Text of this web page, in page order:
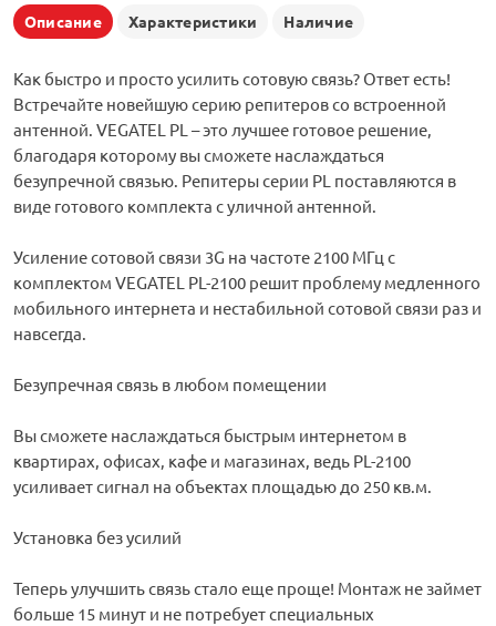
Описание Характеристики Наличие
Как быстро и просто усилить сотовую связь? Ответ есть!
Встречайте новейшую серию репитеров со встроенной
антенной. VEGATEL PL – это лучшее готовое решение,
благодаря которому вы сможете наслаждаться
безупречной связью. Репитеры серии PL поставляются в
виде готового комплекта с уличной антенной.
Усиление сотовой связи 3G на частоте 2100 МГц с
комплектом VEGATEL PL-2100 решит проблему медленного
мобильного интернета и нестабильной сотовой связи раз и
навсегда.
Безупречная связь в любом помещении
Вы сможете наслаждаться быстрым интернетом в
квартирах, офисах, кафе и магазинах, ведь PL-2100
усиливает сигнал на объектах площадью до 250 кв.м.
Установка без усилий
Теперь улучшить связь стало еще проще! Монтаж не займет
больше 15 минут и не потребует специальных